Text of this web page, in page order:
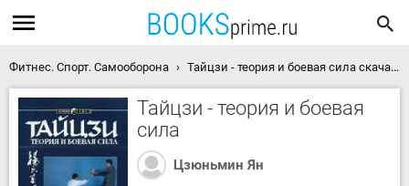
Фитнес. Спорт. Самооборона Тайцзи - теория и боевая сила скачать книгу
Тайцзи - теория и боевая
сила
Цзюньмин Ян